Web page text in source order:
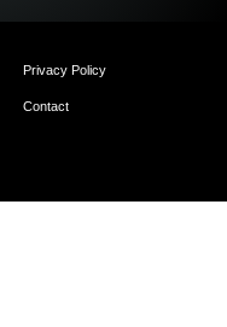
Privacy Policy
Contact